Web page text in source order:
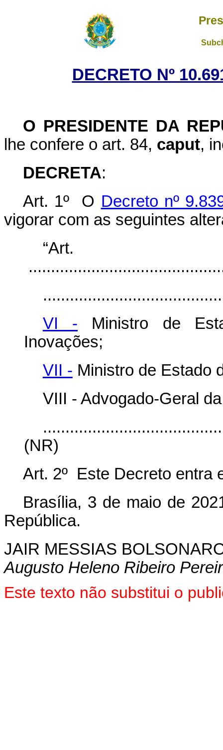
DECRETO Nº
O PRESIDENTE DA
lhe confere o art. 84, caput,
DECRETA:
Art. 1º O Decreto nº
vigorar com as seguintes
VI - Ministro de
Inovações;
VII - Ministro de Estado
VIII - Advogado-Geral
(NR)
Art. 2º Este Decreto entra
Brasília, 3 de maio de
República.
JAIR MESSIAS
Augusto Heleno Ribeiro
Este texto não substitui o